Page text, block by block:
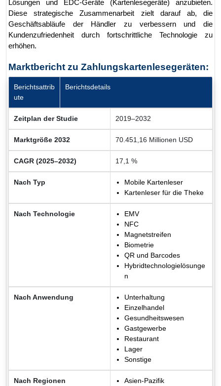
Lösungen und EDC-Geräte (Kartenlesegeräte) anzubieten.
Diese strategische Zusammenarbeit zielt darauf ab, die
Geschäftsabläufe der Händler zu verbessern und die
Kundenzufriedenheit durch fortschrittliche Technologie zu
erhöhen.
Marktbericht zu Zahlungskartenlesegeräten:
Berichtsattrib
ute
Berichtsdetails
Zeitplan der Studie 2019–2032
Marktgröße 2032 70.451,16 Millionen USD
CAGR (2025–2032) 17,1 %
Nach Typ
Mobile Kartenleser
Kartenleser für die Theke
Nach Technologie
EMV
NFC
Magnetstreifen
Biometrie
QR und Barcodes
Hybridtechnologielösunge
n
Nach Anwendung
Unterhaltung
Einzelhandel
Gesundheitswesen
Gastgewerbe
Restaurant
Lager
Sonstige
Nach Regionen
Asien-Pazifik